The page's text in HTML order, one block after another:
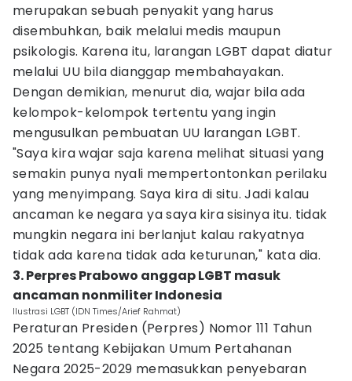
merupakan sebuah penyakit yang harus
disembuhkan, baik melalui medis maupun
psikologis. Karena itu, larangan LGBT dapat diatur
melalui UU bila dianggap membahayakan.
Dengan demikian, menurut dia, wajar bila ada
kelompok-kelompok tertentu yang ingin
mengusulkan pembuatan UU larangan LGBT.
"Saya kira wajar saja karena melihat situasi yang
semakin punya nyali mempertontonkan perilaku
yang menyimpang. Saya kira di situ. Jadi kalau
ancaman ke negara ya saya kira sisinya itu. tidak
mungkin negara ini berlanjut kalau rakyatnya
tidak ada karena tidak ada keturunan," kata dia.
3. Perpres Prabowo anggap LGBT masuk
ancaman nonmiliter Indonesia
Ilustrasi LGBT (IDN Times/Arief Rahmat)
Peraturan Presiden (Perpres) Nomor 111 Tahun
2025 tentang Kebijakan Umum Pertahanan
Negara 2025-2029 memasukkan penyebaran